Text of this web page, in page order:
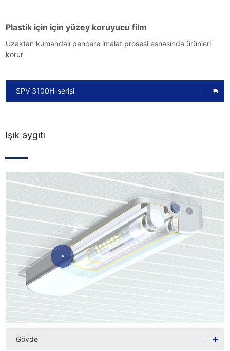
Plastik için için yüzey koruyucu film
Uzaktan kumandalı pencere imalat prosesi esnasında ürünleri
korur
SPV 3100H-serisi
Işık aygıtı
Gövde